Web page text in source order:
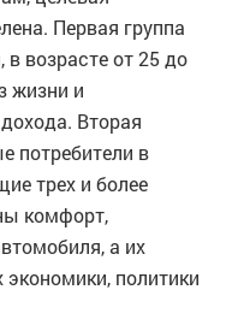
Первая группа
возрасте от 25 до
жизни и
Вторая
потребители в
трех и более
комфорт,
а их
политики